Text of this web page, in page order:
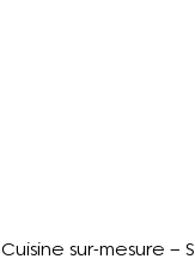
Cuisine sur-mesure –